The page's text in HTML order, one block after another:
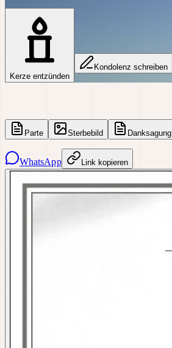
Kerze entzünden
Kondolenz schreiben
Parte Sterbebild
Danksagung
WhatsApp Link kopieren